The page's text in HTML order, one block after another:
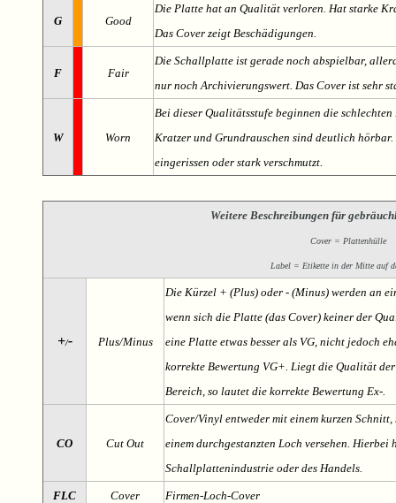
G Good
Die Platte hat an Qualität verloren. Hat starke
Das Cover zeigt Beschädigungen.
F Fair
Die Schallplatte ist gerade noch abspielbar,
nur noch Archivierungswert. Das Cover ist sehr
W Worn
Bei dieser Qualitätsstufe beginnen die
Kratzer und Grundrauschen sind deutlich
eingerissen oder stark verschmutzt.
Weitere Beschreibungen für
Cover = Plattenhülle
Label = Etikette in der Mitte auf
+/- Plus/Minus
Die Kürzel + (Plus) oder - (Minus) werden an
wenn sich die Platte (das Cover) keiner der
eine Platte etwas besser als VG, nicht jedoch
korrekte Bewertung VG+. Liegt die Qualität
Bereich, so lautet die korrekte Bewertung Ex-.
CO Cut Out
Cover/Vinyl entweder mit einem kurzen
einem durchgestanzten Loch versehen. Hierbei
Schallplattenindustrie oder des Handels.
FLC Cover Firmen-Loch-Cover